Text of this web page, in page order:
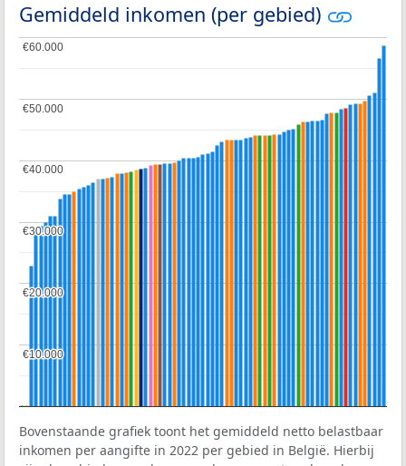
Gemiddeld inkomen (per gebied)
€10.000
€10.000
€20.000
€20.000
€30.000
€30.000
€40.000
€40.000
€50.000
€50.000
€60.000
€60.000
Bovenstaande grafiek toont het gemiddeld netto belastbaar
inkomen per aangifte in 2022 per gebied in België. Hierbij